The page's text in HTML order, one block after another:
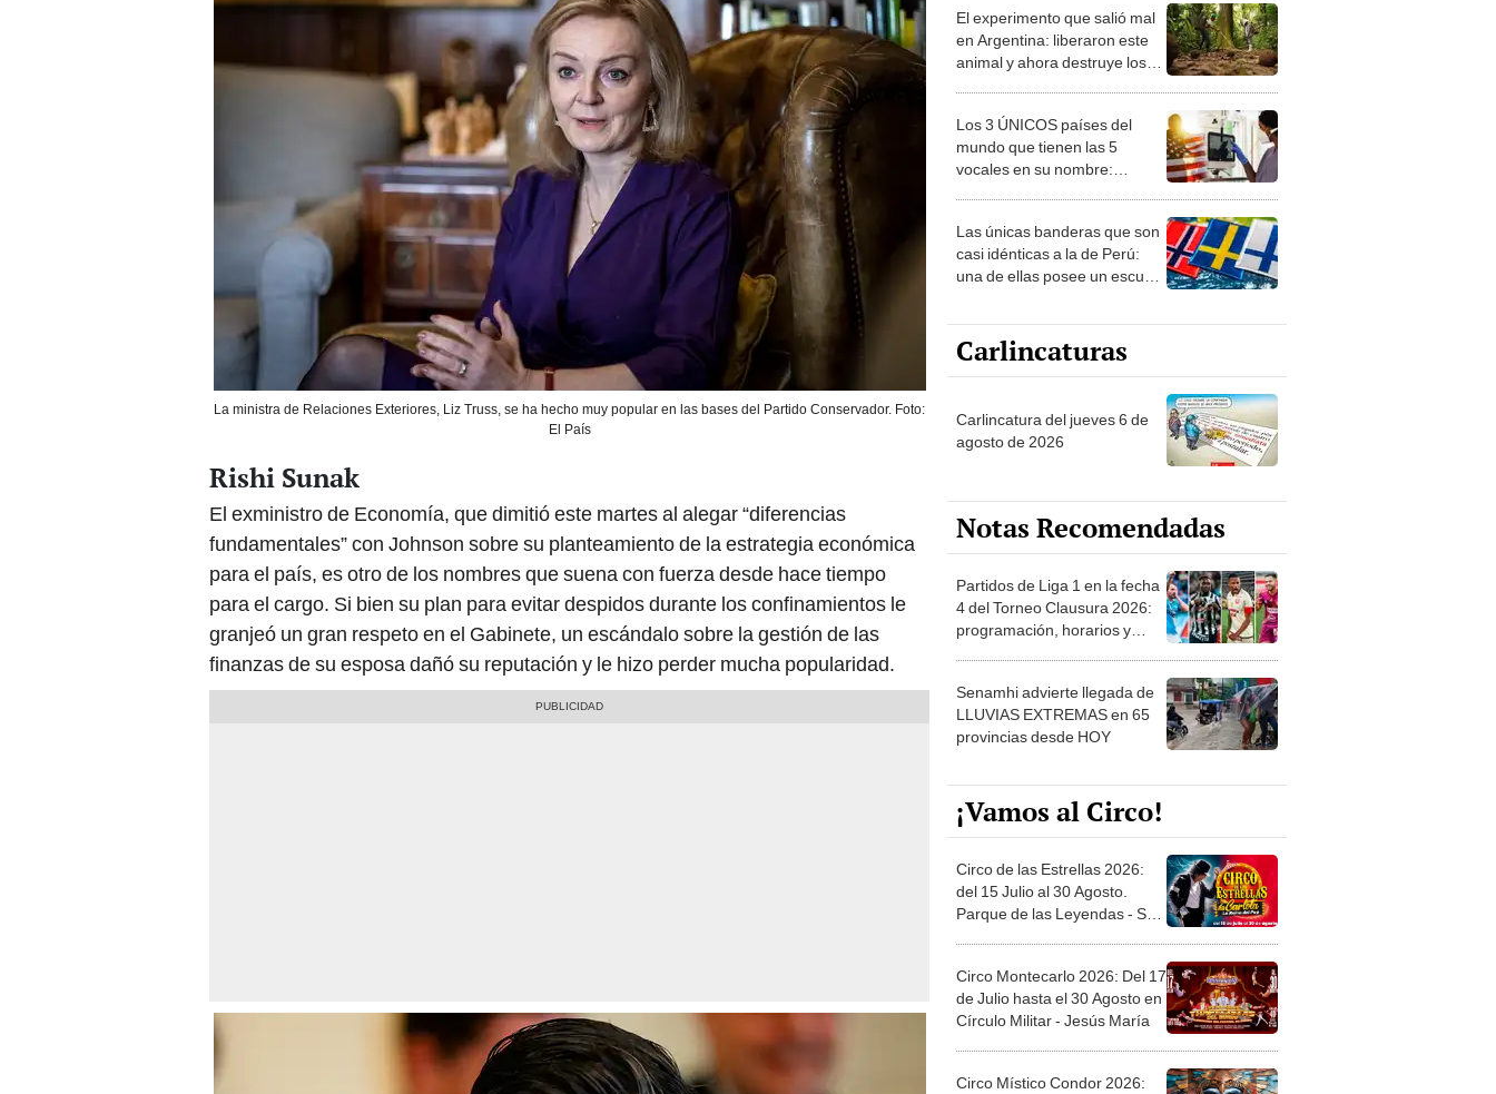
La ministra de Relaciones Exteriores, Liz Truss, se ha hecho muy popular en las bases del Partido Conservador. Foto:
El País
Rishi Sunak
El exministro de Economía, que dimitió este martes al alegar “diferencias
fundamentales” con Johnson sobre su planteamiento de la estrategia económica
para el país, es otro de los nombres que suena con fuerza desde hace tiempo
para el cargo. Si bien su plan para evitar despidos durante los confinamientos le
granjeó un gran respeto en el Gabinete, un escándalo sobre la gestión de las
finanzas de su esposa dañó su reputación y le hizo perder mucha popularidad.
El experimento que salió mal
en Argentina: liberaron este
animal y ahora destruye los
Los 3 ÚNICOS países del
mundo que tienen las 5
vocales en su nombre:
Las únicas banderas que son
casi idénticas a la de Perú:
una de ellas posee un escudo
Carlincaturas
Carlincatura del jueves 6 de
agosto de 2026
Notas Recomendadas
Partidos de Liga 1 en la fecha
4 del Torneo Clausura 2026:
programación, horarios y
Senamhi advierte llegada de
LLUVIAS EXTREMAS en 65
provincias desde HOY
¡Vamos al Circo!
Circo de las Estrellas 2026:
del 15 Julio al 30 Agosto.
Parque de las Leyendas - San
Circo Montecarlo 2026: Del 17
de Julio hasta el 30 Agosto en
Círculo Militar - Jesús María
Circo Místico Condor 2026: